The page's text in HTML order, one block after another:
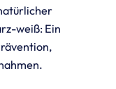
weiß: Ein